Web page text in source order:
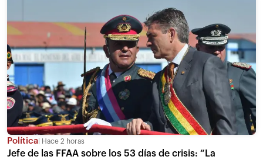
Política Hace 2 horas
Jefe de las FFAA sobre los 53 días de crisis: “La